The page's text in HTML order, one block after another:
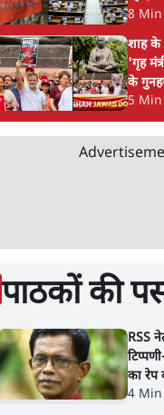
जवाब?
8 Min
शाह के
'गृह
के
5 Min
पाठकों की
RSS
का रेप
4 Min